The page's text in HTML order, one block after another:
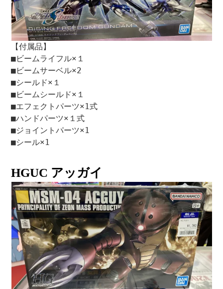
【付属品】
■ビームライフル×１
■ビームサーベル×2
■シールド×１
■ビームシールド×１
■エフェクトパーツ×1式
■ハンドパーツ×１式
■ジョイントパーツ×1
■シール×1
HGUC アッガイ